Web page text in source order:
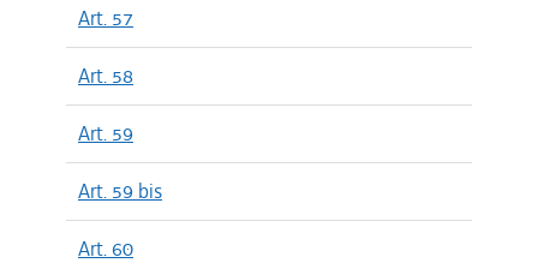
Art. 57
Art. 58
Art. 59
Art. 59 bis
Art. 60